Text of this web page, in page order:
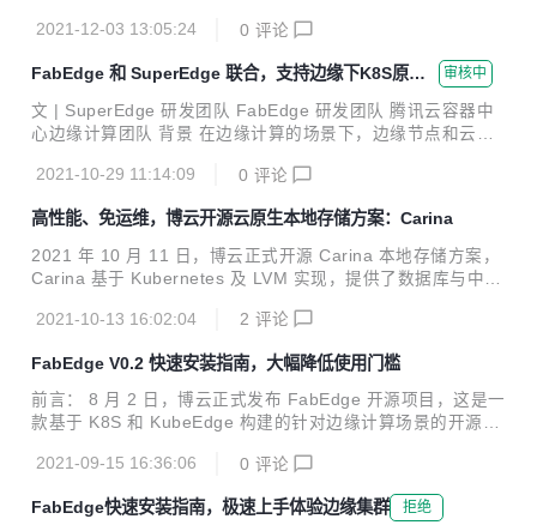
安全性有⼀定要求，比如5G MEC，工业互联网，智慧城市
很好的支持。它提供面向高性能负载的调度策略、完善的作业
生命周期管理、异构硬件管理、面向高性能负载的性能优化等
能力，目前在很多领域都已落地应用。 目前 Volcano 已经支
持几乎所有的主流计算框架，包括 MindSpore、TensorFlo
w、Kubeflow、MPI、PyTorch、飞桨、Spark、Flink、HOR
基于作业的任...
2021-12-03 13:05:24 0 评论
FabEdge 和 SuperEdge 联合，支持边缘下K8S原生S
ervice互访和Pod直通
审核中
文 | SuperEdge 研发团队 FabEdge 研发团队 腾讯云容器中
心边缘计算团队 背景 在边缘计算的场景下，边缘节点和云端
题： 云端无法访问边缘端的 service ; 边访问云端 service 需
无感知单向网络带来的差异，FabEdge 与 SuperEdge 合
作，实现在云边 podIp 直通。 1、SuperEdge 介绍 1.1 什么
是 SuperEdge ? SuperEdge 是 Kubernetes 原生的边缘容器
2021-10-29 11:14:09 0 评论
高性能、免运维，博云开源云原生本地存储方案：Carina
2021 年 10 月 11 日，博云正式开源 Carina 本地存储方案，
Carina 基于 Kubernetes 及 LVM 实现，提供了数据库与中间
存储能力，极大减少了存储系统的运维压力。今年9月，Carin
共同体，并获得可信开源项目成员证书。 Carina 最大的特点
是高性能和免运维，为中间件、数据库等有状态服务提供了匹
配本地磁盘的高 IOPS 和极低延迟的性能指标，同时易安装、
自运维能力又极大的减轻了存储系统的运维压力。另外，Cari
na 还提供了本地磁盘管理能力...
2021-10-13 16:02:04 2 评论
FabEdge V0.2 快速安装指南，大幅降低使用门槛
前言： 8 月 2 日，博云正式发布 FabEdge 开源项目，这是一
款基于 K8S 和 KubeEdge 构建的针对边缘计算场景的开源网
本期文章将重点介绍如何快速安装 FabEdge V0.2 版本，极速
体验 FabEdge 项目。 新特性 一键部署 K8S+KubeEdge Fab
Edge 是一个边缘容器的网络方案，使用它的前提是有 K8S +
2021-09-15 16:36:06 0 评论
FabEdge快速安装指南，极速上手体验边缘集群 拒绝